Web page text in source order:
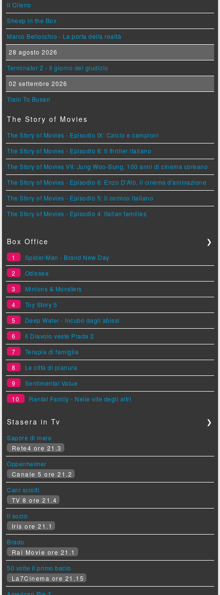
Il Cileno
Sheep in the Box
Marco Bellocchio - La porta della realtà
28 agosto 2026
Terminator 2 - Il giorno del giudizio
02 settembre 2026
Train To Busan
The Story of Movies
The Story of Movies - Episodio IX: Calcio e campioni
The Story of Movies - Episodio 8: Il thriller italiano
The Story of Movies VII: Jung Woo-Sung, 100 anni di cinema coreano
The Story of Movies - Episodio 6: Enzo D'Alò, il cinema d'animazione
The Story of Movies - Episodio 5: Il comico italiano
The Story of Movies - Episodio 4: Italian families
Box Office ❯
1
Spider-Man - Brand New Day
2
Odissea
3
Minions & Monsters
4
Toy Story 5
5
Deep Water - Incubo dagli abissi
6
Il Diavolo veste Prada 2
7
Terapia di famiglia
8
Le città di pianura
9
Sentimental Value
10
Rental Family - Nelle vite degli altri
Stasera in Tv ❯
Sapore di mare
Rete4 ore 21.3
Oppenheimer
Canale 5 ore 21.2
Cani sciolti
TV 8 ore 21.4
Il socio
Iris ore 21.1
Brado
Rai Movie ore 21.1
50 volte il primo bacio
La7Cinema ore 21.15